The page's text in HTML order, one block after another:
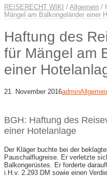
REISERECHT WIKI / Allgemein /
Mängel am Balkongeländer einer
Haftung des
für Mängel am
einer
21. November 2016admin
BGH: Haftung des
einer Hotelanlage
Der Kläger buchte bei der
Pauschalflugreise. Er verletzte
Balkongerüstes. Er forderte
i.H.v. 2.293 DM sowie einen